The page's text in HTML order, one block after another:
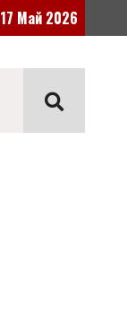
17 Май 2026